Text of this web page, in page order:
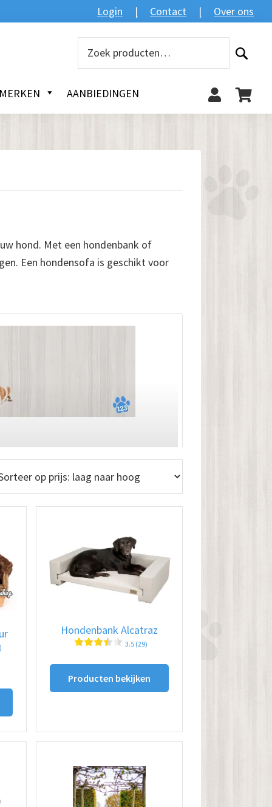
Login Contact Over ons
Zoeken
MERKEN AANBIEDINGEN
hond. Met een hondenbank of
Een hondensofa is geschikt voor
Hondenbank Alcatraz
3.5 (29)
Producten bekijken